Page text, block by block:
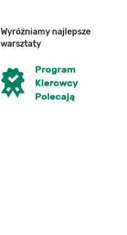
Wyróżniamy najlepsze
warsztaty